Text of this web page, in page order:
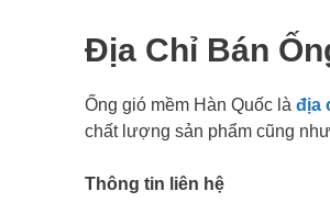
Địa Chỉ Bán
Ống gió mềm Hàn Quốc là địa
chất lượng sản phẩm cũng
Thông tin liên hệ